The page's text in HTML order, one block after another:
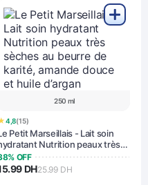
250 ml
4,8(15)
Petit Marseillais - Lait soin
Nutrition peaux très
au beurre de karité,
douce et huile d’argan
OFF
DH25.99 DH